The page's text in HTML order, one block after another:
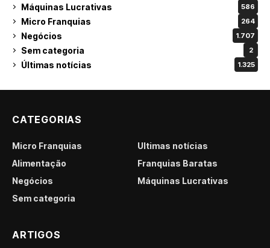
Máquinas Lucrativas 586
Micro Franquias 264
Negócios 1.707
Sem categoria 2
Últimas notícias 1.325
CATEGORIAS
Micro Franquias
Últimas notícias
Alimentação
Franquias Baratas
Negócios
Máquinas Lucrativas
Sem categoria
ARTIGOS